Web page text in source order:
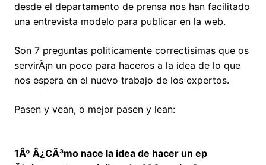
desde el departamento de prensa nos han facilitado
una entrevista modelo para publicar en la web.
Son 7 preguntas politicamente correctisimas que os
servirÃ¡n un poco para haceros a la idea de lo que
nos espera en el nuevo trabajo de los expertos.
Pasen y vean, o mejor pasen y lean:
1Âº Â¿CÃ³mo nace la idea de hacer un ep